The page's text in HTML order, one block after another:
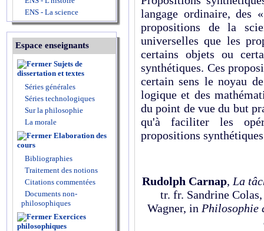
ENS - La science
Espace enseignants
Sujets de
dissertation et textes
Séries générales
Séries technologiques
Sur la philosophie
La morale
Elaboration des
cours
Bibliographies
Traitement des notions
Citations commentées
Documents non-
philosophiques
Exercices
philosophiques
langage ordinaire, des
propositions de la
universelles que les
certains objets ou
synthétiques. Ces
certain sens le noyau
logique et des
du point de vue du but
qu'à faciliter les
propositions
Rudolph Carnap, La
tr. fr. Sandrine
Wagner, in Philosophie